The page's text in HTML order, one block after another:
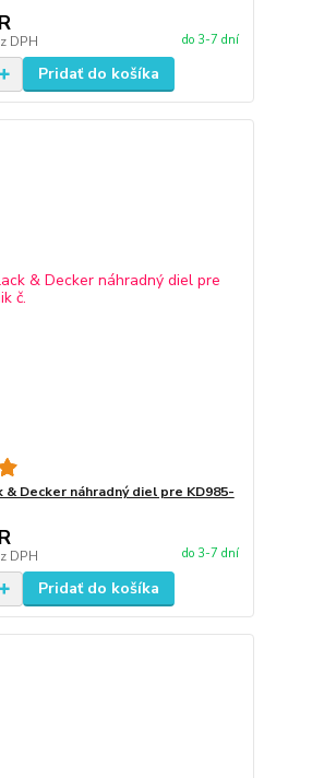
DPH do 3-7 dní
Pridať do košíka
& Decker náhradný diel pre KD985-
DPH do 3-7 dní
Pridať do košíka